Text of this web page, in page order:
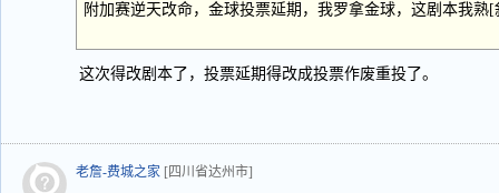
附加赛逆天改命，金球投票延期，我罗拿金球，这剧本我熟
这次得改剧本了，投票延期得改成投票作废重投了。
老詹-费城之家 [四川省达州市]